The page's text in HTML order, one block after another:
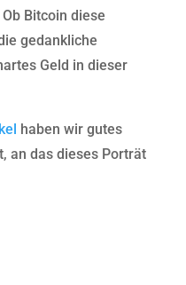
Bitcoin diese
gedankliche
Geld in dieser
haben wir gutes
an das dieses Porträt